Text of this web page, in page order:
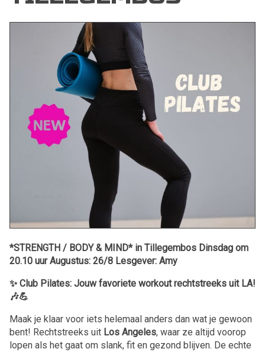
*STRENGTH / BODY & MIND* in Tillegembos Dinsdag om
20.10 uur Augustus: 26/8 Lesgever: Amy
✨ Club Pilates: Jouw favoriete workout rechtstreeks uit LA!
🎶💪
Maak je klaar voor iets helemaal anders dan wat je gewoon
bent! Rechtstreeks uit Los Angeles, waar ze altijd voorop
lopen als het gaat om slank, fit en gezond blijven. De echte